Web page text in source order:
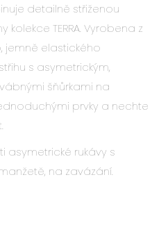
detailně střiženou
TERRA. Vyrobena z
jemně elastického
s asymetrickým,
šňůrkami na
prvky a nechte
rukávy s
na zavázání.